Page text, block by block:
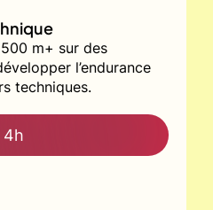
m+ sur des
l’endurance
techniques.
4h